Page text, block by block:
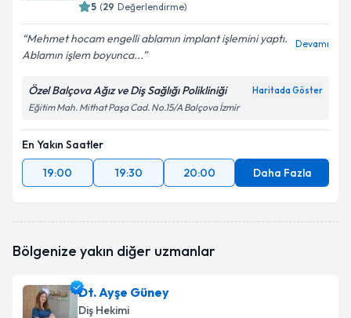
5 (29 Değerlendirme)
Mehmet hocam engelli ablamın implant işlemini yaptı.
Ablamın işlem boyunca...
Devamı
Özel Balçova Ağız ve Diş Sağlığı Polikliniği Haritada Göster
Eğitim Mah. Mithat Paşa Cad. No.15/A Balçova İzmir
En Yakın Saatler
19:00
19:30 20:00 Daha Fazla
Bölgenize yakın diğer uzmanlar
Dt. Ayşe Güney
Diş Hekimi